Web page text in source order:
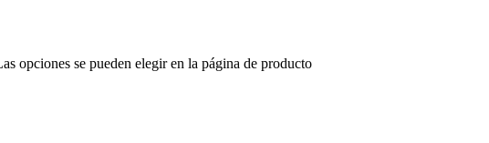
opciones se pueden elegir en la página de producto